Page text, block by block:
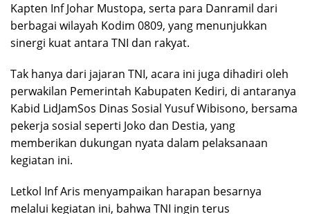
Kapten Inf Johar Mustopa, serta para Danramil dari
berbagai wilayah Kodim 0809, yang menunjukkan
sinergi kuat antara TNI dan rakyat.
Tak hanya dari jajaran TNI, acara ini juga dihadiri oleh
perwakilan Pemerintah Kabupaten Kediri, di antaranya
Kabid LidJamSos Dinas Sosial Yusuf Wibisono, bersama
pekerja sosial seperti Joko dan Destia, yang
memberikan dukungan nyata dalam pelaksanaan
kegiatan ini.
Letkol Inf Aris menyampaikan harapan besarnya
melalui kegiatan ini, bahwa TNI ingin terus